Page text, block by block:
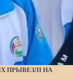
ПРЫВЕЗЛІ НА